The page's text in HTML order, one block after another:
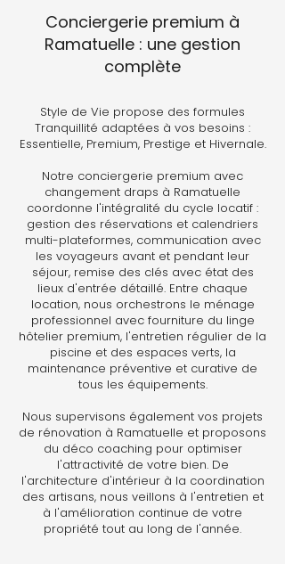
Conciergerie premium à
Ramatuelle : une gestion
complète
Style de Vie propose des formules
Tranquillité adaptées à vos besoins :
Essentielle, Premium, Prestige et Hivernale.
Notre conciergerie premium avec
changement draps à Ramatuelle
coordonne l'intégralité du cycle locatif :
gestion des réservations et calendriers
multi-plateformes, communication avec
les voyageurs avant et pendant leur
séjour, remise des clés avec état des
lieux d'entrée détaillé. Entre chaque
location, nous orchestrons le ménage
professionnel avec fourniture du linge
hôtelier premium, l'entretien régulier de la
piscine et des espaces verts, la
maintenance préventive et curative de
tous les équipements.
Nous supervisons également vos projets
de rénovation à Ramatuelle et proposons
du déco coaching pour optimiser
l'attractivité de votre bien. De
l'architecture d'intérieur à la coordination
des artisans, nous veillons à l'entretien et
à l'amélioration continue de votre
propriété tout au long de l'année.